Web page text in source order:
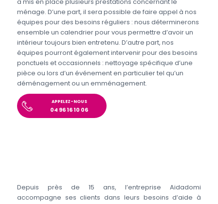
a mis en place plusieurs prestations concernant le
ménage. D’une part, il sera possible de faire appel à nos
équipes pour des besoins réguliers : nous déterminerons
ensemble un calendrier pour vous permettre d’avoir un
intérieur toujours bien entretenu. D’autre part, nos
équipes pourront également intervenir pour des besoins
ponctuels et occasionnels : nettoyage spécifique d’une
pièce ou lors d’un événement en particulier tel qu’un
déménagement ou un emménagement.
APPELEZ-NOUS
04 96 16 10 06
Depuis près de 15 ans, l’entreprise Aidadomi
accompagne ses clients dans leurs besoins d’aide à